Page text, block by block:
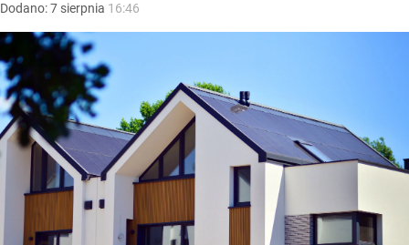
Dodano:7 sierpnia 16:46